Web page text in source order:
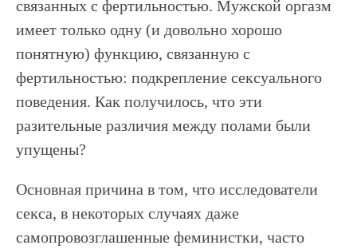
связанных с фертильностью. Мужской оргазм
имеет только одну (и довольно хорошо
понятную) функцию, связанную с
фертильностью: подкрепление сексуального
поведения. Как получилось, что эти
разительные различия между полами были
упущены?
Основная причина в том, что исследователи
секса, в некоторых случаях даже
самопровозглашенные феминистки, часто